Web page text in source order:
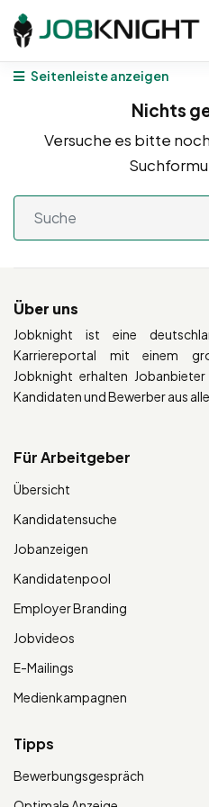
Seitenleiste anzeigen
Nichts
Versuche es bitte
Über uns
Jobknight ist eine
Karriereportal mit einem
Jobknight erhalten
Kandidaten und Bewerber aus
Für Arbeitgeber
Übersicht
Kandidatensuche
Jobanzeigen
Kandidatenpool
Employer Branding
Jobvideos
E-Mailings
Medienkampagnen
Tipps
Bewerbungsgespräch